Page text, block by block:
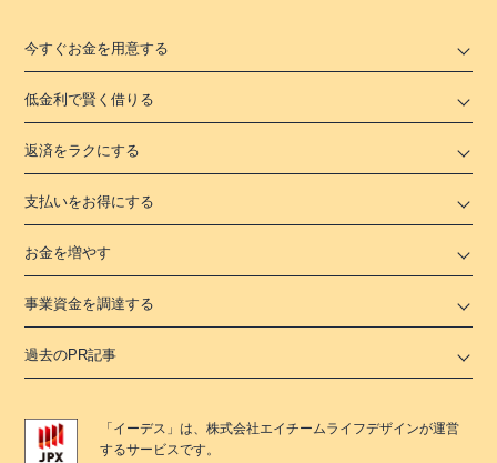
今すぐお金を用意する
低金利で賢く借りる
返済をラクにする
支払いをお得にする
お金を増やす
事業資金を調達する
過去のPR記事
「 イーデス 」は、株式会社エイチームライフデザインが運営
するサービスです。